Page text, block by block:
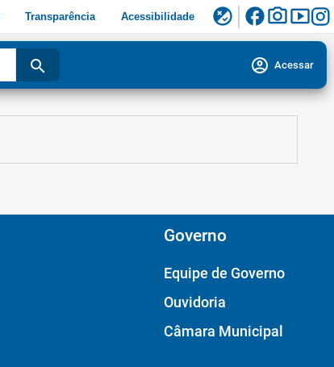
Transparência Acessibilidade flaky facebookphoto_camerasmart_display
search account_circle Acessar
Governo
Equipe de Governo
Ouvidoria
Câmara Municipal